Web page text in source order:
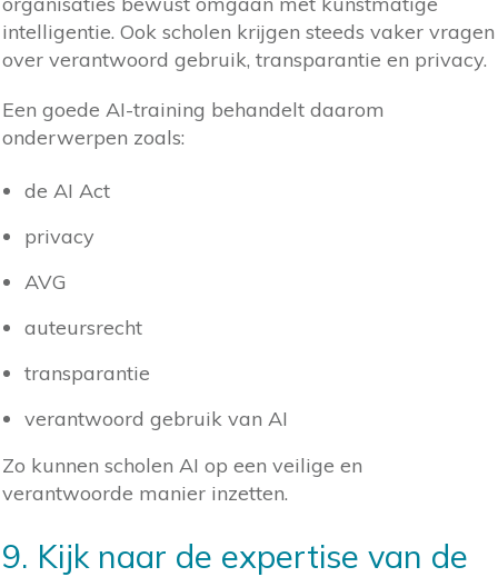
intelligentie. Ook scholen krijgen steeds vaker vragen
over verantwoord gebruik, transparantie en privacy.
Een goede AI-training behandelt daarom
onderwerpen zoals:
de AI Act
privacy
AVG
auteursrecht
transparantie
verantwoord gebruik van AI
Zo kunnen scholen AI op een veilige en
verantwoorde manier inzetten.
9. Kijk naar de expertise van de